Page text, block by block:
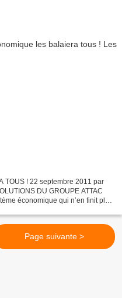
TOUS ! 22 septembre 2011 par
DU GROUPE ATTAC
économique qui n’en finit plus
Page suivante >